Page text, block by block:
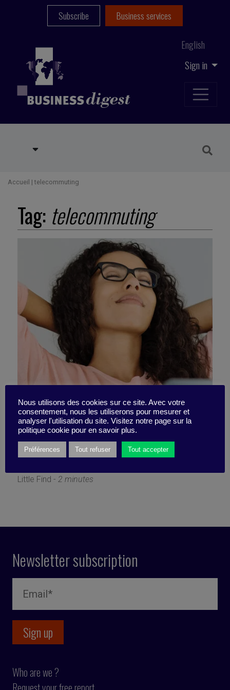
Sign in
English
Subscribe Business services
Accueil | telecommuting
Tag: telecommuting
Commitment and resilience
in the Covid era
Little Find - 2 minutes
Newsletter subscription
Who are we ?
Nous utilisons des cookies sur ce site. Avec votre
consentement, nous les utiliserons pour mesurer et
analyser l'utilisation du site. Visitez notre page sur la
politique cookie pour en savoir plus.
Préférences Tout refuser Tout accepter